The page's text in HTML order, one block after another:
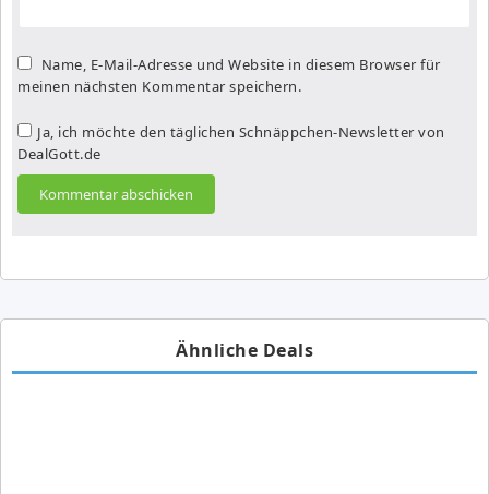
Name, E-Mail-Adresse und Website in diesem Browser für
meinen nächsten Kommentar speichern.
Ja, ich möchte den täglichen Schnäppchen-Newsletter von
DealGott.de
Ähnliche Deals